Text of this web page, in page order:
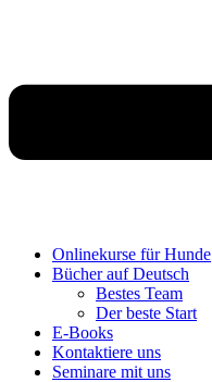
Onlinekurse für Hunde
Bücher auf Deutsch
Bestes Team
Der beste Start
E-Books
Kontaktiere uns
Seminare mit uns